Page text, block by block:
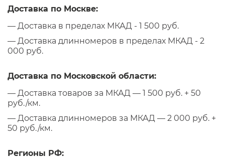
Доставка по Москве:
— Доставка в пределах МКАД - 1 500 руб.
— Доставка длинномеров в пределах МКАД - 2
000 руб.
Доставка по Московской области:
— Доставка товаров за МКАД — 1 500 руб. + 50
руб./км.
— Доставка длинномеров за МКАД — 2 000 руб. +
50 руб./км.
Регионы РФ: